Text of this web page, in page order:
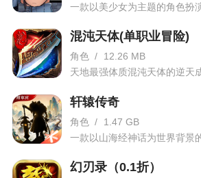
一款以美少女为主题的角色扮
混沌天体(单职业冒险)
角色 /
12.26 MB
天地最强体质混沌天体的逆天
轩辕传奇
角色 /
1.47 GB
一款以山海经神话为世界背景
幻刃录（0.1折）